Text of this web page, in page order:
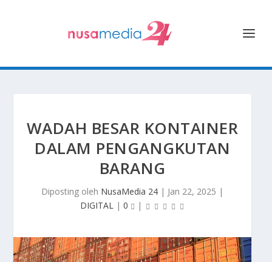
WADAH BESAR KONTAINER
DALAM PENGANGKUTAN
BARANG
Diposting oleh NusaMedia 24 | Jan 22, 2025 |
DIGITAL | 0 |